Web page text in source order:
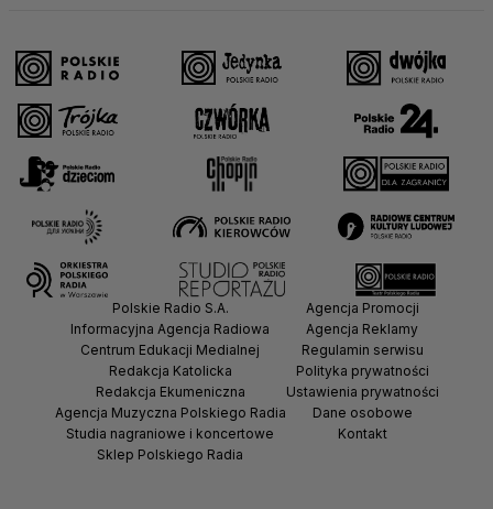
Polskie Radio S.A.
Informacyjna Agencja Radiowa
Centrum Edukacji Medialnej
Redakcja Katolicka
Redakcja Ekumeniczna
Agencja Muzyczna Polskiego Radia
Studia nagraniowe i koncertowe
Sklep Polskiego Radia
Agencja Promocji
Agencja Reklamy
Regulamin serwisu
Polityka prywatności
Ustawienia prywatności
Dane osobowe
Kontakt